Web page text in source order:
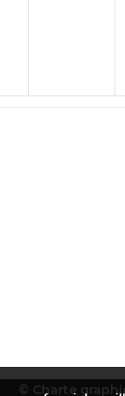
© Charte